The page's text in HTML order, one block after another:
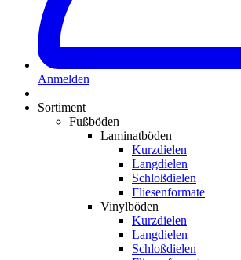
Anmelden
Sortiment
Fußböden
Laminatböden
Kurzdielen
Langdielen
Schloßdielen
Fliesenformate
Vinylböden
Kurzdielen
Langdielen
Schloßdielen